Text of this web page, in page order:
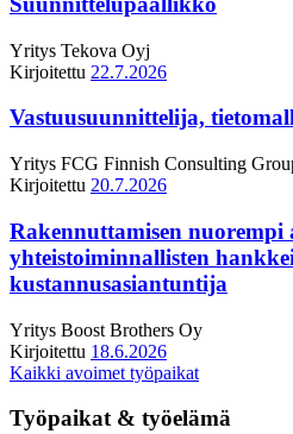
Yritys Tekova Oyj
Kirjoitettu 22.7.2026
Vastuusuunnittelija,
Yritys FCG Finnish Consulting
Kirjoitettu 20.7.2026
Rakennuttamisen nuorempi
yhteistoiminnallisten
kustannusasiantuntija
Yritys Boost Brothers Oy
Kirjoitettu 18.6.2026
Kaikki avoimet työpaikat
Työpaikat & työelämä